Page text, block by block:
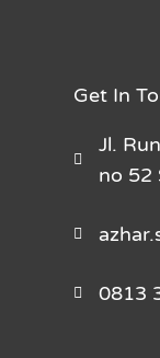
Get In
Jl.
no 52
0813